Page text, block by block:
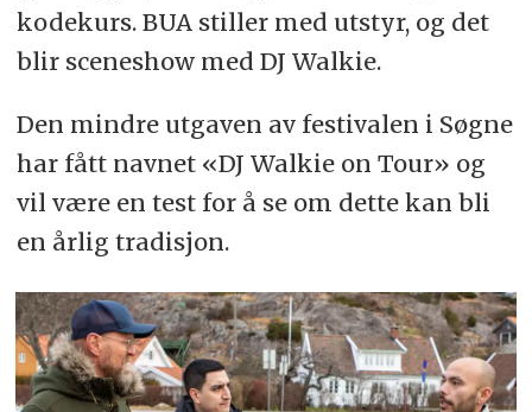
kodekurs. BUA stiller med utstyr, og det
blir sceneshow med DJ Walkie.
Den mindre utgaven av festivalen i Søgne
har fått navnet «DJ Walkie on Tour» og
vil være en test for å se om dette kan bli
en årlig tradisjon.